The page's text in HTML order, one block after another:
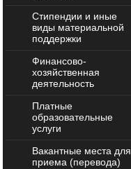
Стипендии и иные
виды материальной
поддержки
Финансово-
хозяйственная
деятельность
Платные
образовательные
услуги
Вакантные места для
приема (перевода)